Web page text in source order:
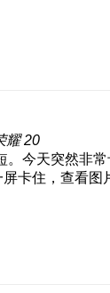
耀 20
今天突然
屏卡住，查看